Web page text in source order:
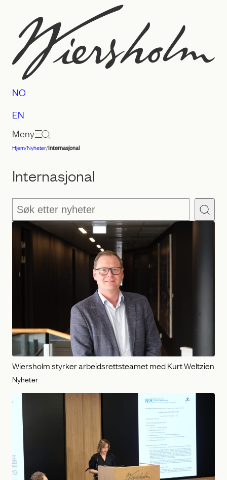
innhold
Advokatfirmaet
Wiersholm
NO
EN
Meny
Hjem/Nyheter/Internasjonal
Internasjonal
Søk
Wiersholm styrker arbeidsrettsteamet med Kurt Weltzien
Nyheter